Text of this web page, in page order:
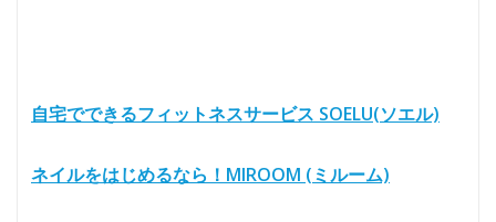
自宅でできるフィットネスサービス SOELU(ソエル)
ネイルをはじめるなら！MIROOM (ミルーム)